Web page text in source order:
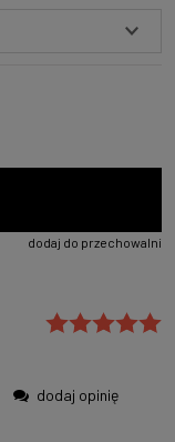
dodaj do przechowalni
dodaj opinię